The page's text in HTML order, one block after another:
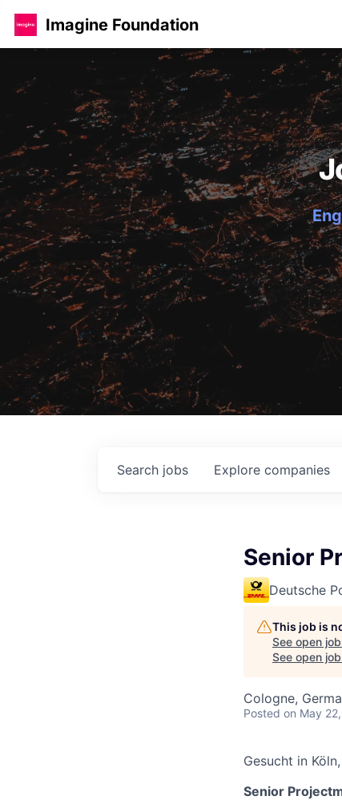
Imagine Foundation
Search jobs Explore companies
Senior
Deutsche
This job is
See open
See open
Cologne,
Posted on May
Gesucht in
Senior